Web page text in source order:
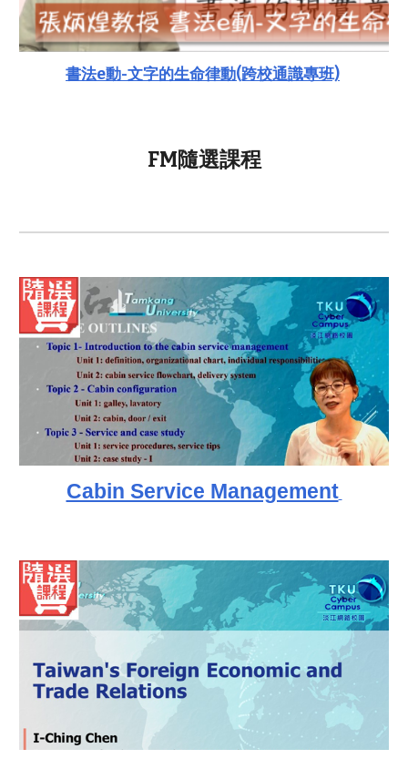
書法e動-文字的生命律動(跨校通識專班)
FM隨選課程
Cabin Service Management